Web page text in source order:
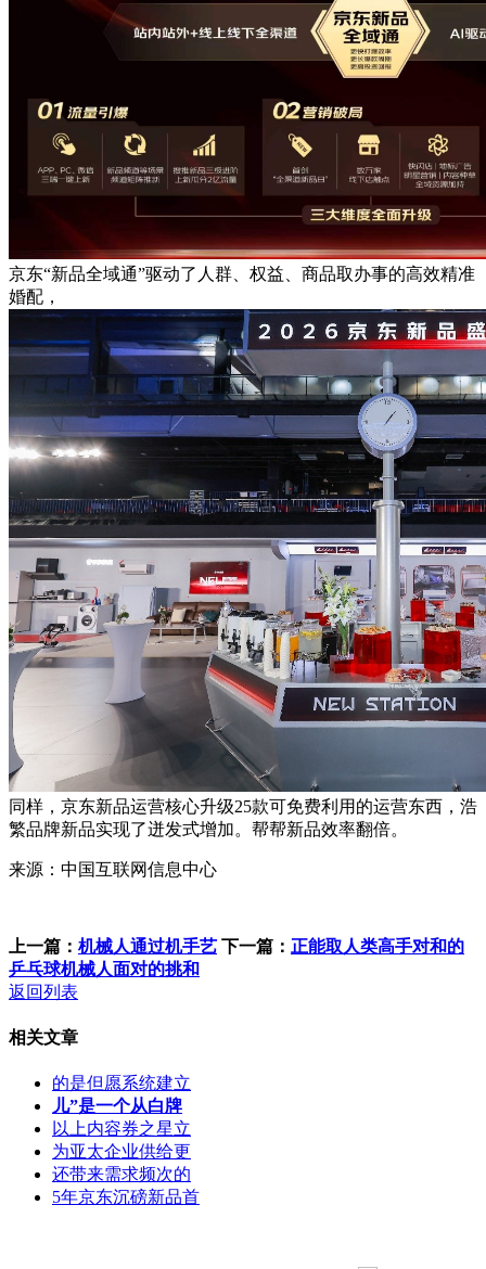
京东“新品全域通”驱动了人群、权益、商品取办事的高效精准
婚配，
同样，京东新品运营核心升级25款可免费利用的运营东西，浩
繁品牌新品实现了迸发式增加。帮帮新品效率翻倍。
来源：中国互联网信息中心
上一篇： 机械人通过机手艺 下一篇： 正能取人类高手对和的
乒乓球机械人面对的挑和
返回列表
相关文章
的是但愿系统建立
儿”是一个从白牌
以上内容券之星立
为亚太企业供给更
还带来需求频次的
5年京东沉磅新品首